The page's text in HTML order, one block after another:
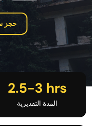
حجز
2.5-3 hrs
المدة التقديرية